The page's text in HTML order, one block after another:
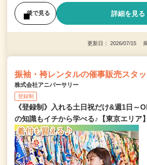
後で見る 詳細を見る
更新日： 2026/07/15
振袖・袴レンタルの催事販売スタ
株式会社アニバーサリー
登録制
《登録制》入れる土日祝だけ&週1日～
の知識もイチから学べる♪【東京エリア】